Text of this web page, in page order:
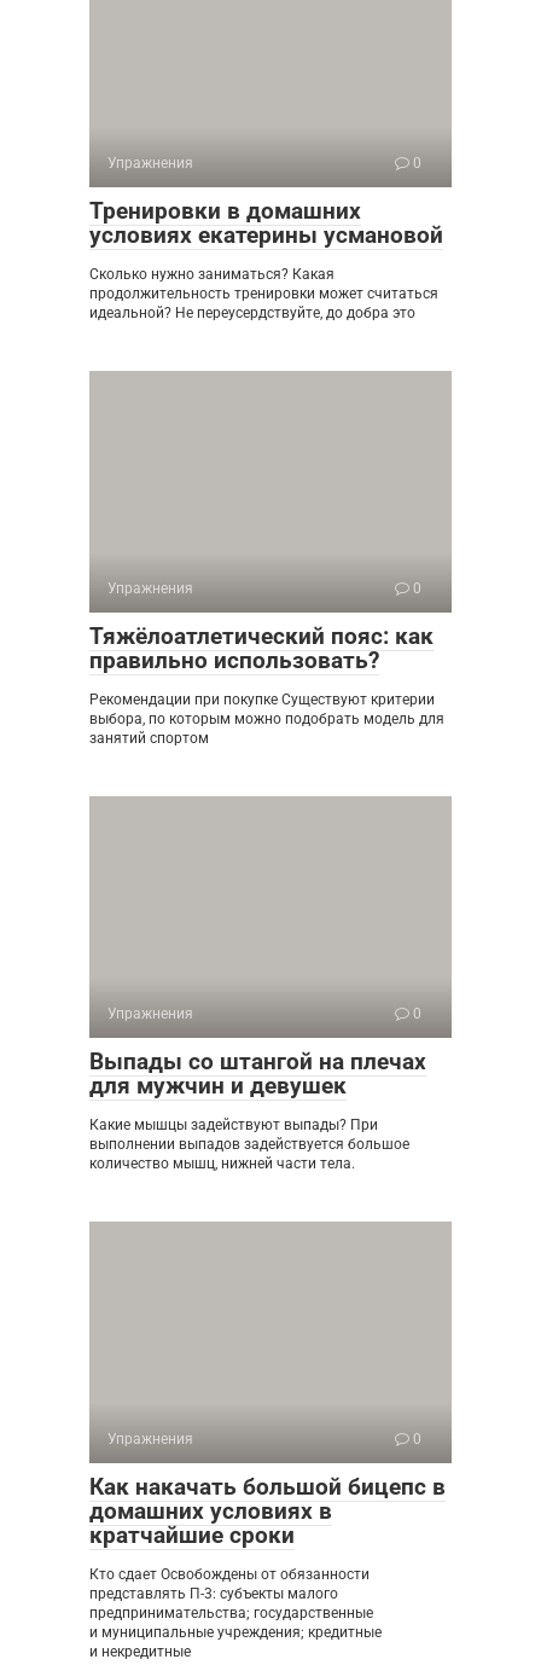
Упражнения 0
Тренировки в домашних
условиях екатерины усмановой
Сколько нужно заниматься? Какая
продолжительность тренировки может считаться
идеальной? Не переусердствуйте, до добра это
Упражнения 0
Тяжёлоатлетический пояс: как
правильно использовать?
Рекомендации при покупке Существуют критерии
выбора, по которым можно подобрать модель для
занятий спортом
Упражнения 0
Выпады со штангой на плечах
для мужчин и девушек
Какие мышцы задействуют выпады? При
выполнении выпадов задействуется большое
количество мышц, нижней части тела.
Упражнения 0
Как накачать большой бицепс в
домашних условиях в
кратчайшие сроки
Кто сдает Освобождены от обязанности
представлять П-3: субъекты малого
предпринимательства; государственные
и муниципальные учреждения; кредитные
и некредитные